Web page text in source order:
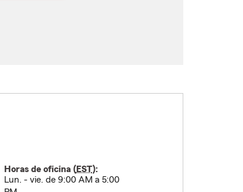
Horas de oficina (EST):
Lun. - vie. de 9:00 AM a 5:00